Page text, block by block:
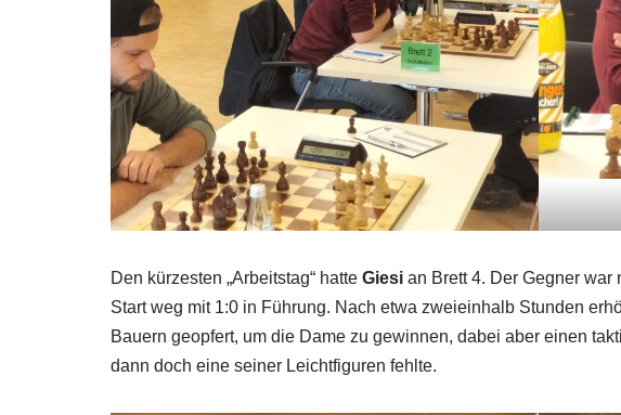
Den kürzesten „Arbeitstag“ hatte Giesi an Brett 4. Der Gegner
Start weg mit 1:0 in Führung. Nach etwa zweieinhalb Stunden
Bauern geopfert, um die Dame zu gewinnen, dabei aber einen
dann doch eine seiner Leichtfiguren fehlte.